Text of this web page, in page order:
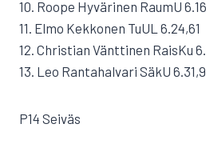
10. Roope Hyvärinen RaumU
11. Elmo Kekkonen TuUL 6.24,61
12. Christian Vänttinen RaisKu
13. Leo Rantahalvari SäkU
P14 Seiväs